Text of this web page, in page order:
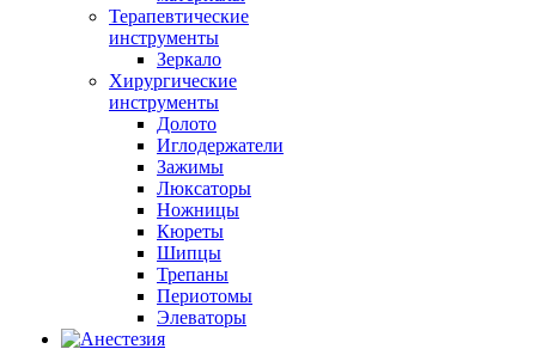
Терапевтические
инструменты
Зеркало
Хирургические
инструменты
Долото
Иглодержатели
Зажимы
Люксаторы
Ножницы
Кюреты
Шипцы
Трепаны
Периотомы
Элеваторы